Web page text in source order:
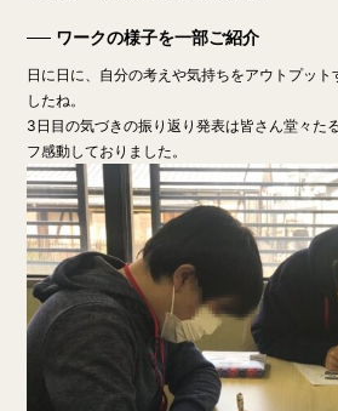
ワークの様子を一部ご紹介
日に日に、自分の考えや気持ちをアウトプット
したね。
3日目の気づきの振り返り発表は皆さん堂々た
フ感動しておりました。